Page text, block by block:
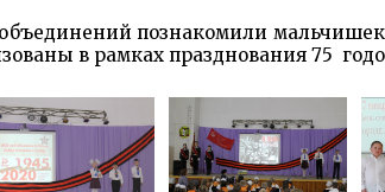
познакомили
в рамках празднования 75